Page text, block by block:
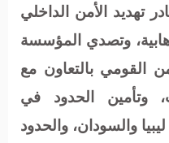
تهديد الأمن الداخلي
وتصدي المؤسسة
القومي بالتعاون مع
وتأمين الحدود في
والسودان، والحدود